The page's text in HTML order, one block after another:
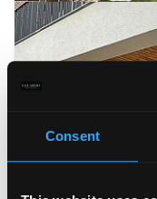
Consent